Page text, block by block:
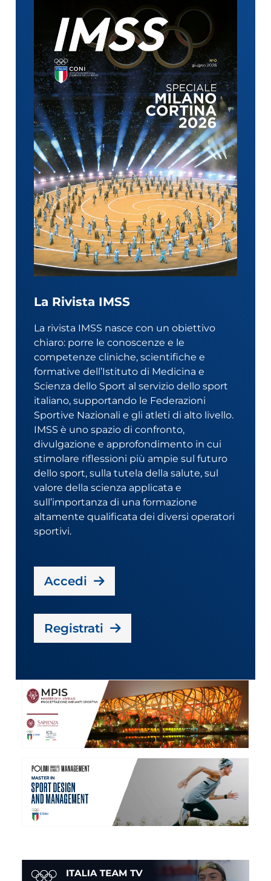
La Rivista IMSS
La rivista IMSS nasce con un obiettivo
chiaro: porre le conoscenze e le
competenze cliniche, scientifiche e
formative dell’Istituto di Medicina e
Scienza dello Sport al servizio dello sport
italiano, supportando le Federazioni
Sportive Nazionali e gli atleti di alto livello.
IMSS è uno spazio di confronto,
divulgazione e approfondimento in cui
stimolare riflessioni più ampie sul futuro
dello sport, sulla tutela della salute, sul
valore della scienza applicata e
sull’importanza di una formazione
altamente qualificata dei di­versi operatori
sportivi.
Accedi
Registrati